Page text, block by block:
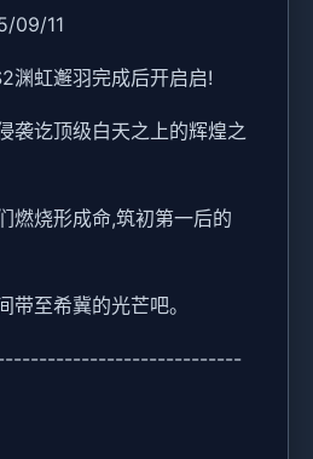
09/11
渊虹邂羽完成后开启启!
袭讫顶级白天之上的辉煌之
燃烧形成命,筑初第一后的
带至希冀的光芒吧。